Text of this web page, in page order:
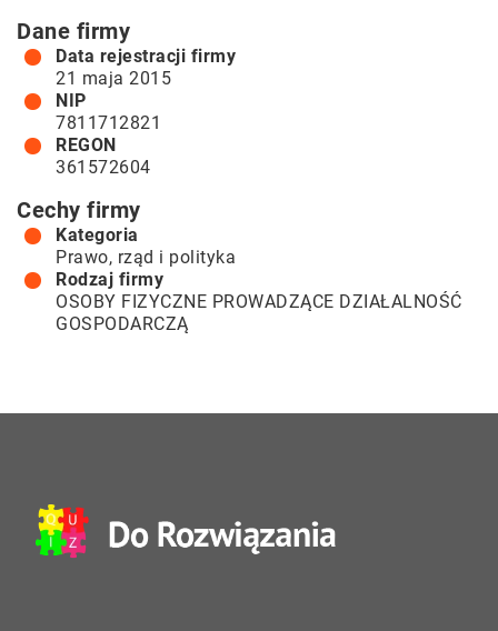
Dane firmy
Data rejestracji firmy
21 maja 2015
NIP
7811712821
REGON
361572604
Cechy firmy
Kategoria
Prawo, rząd i polityka
Rodzaj firmy
OSOBY FIZYCZNE PROWADZĄCE DZIAŁALNOŚĆ
GOSPODARCZĄ